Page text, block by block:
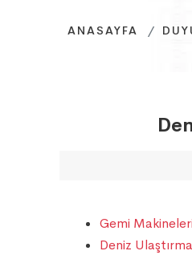
ANASAYFA
ANASAYFA
ANASAYFA
Gemi
Deniz